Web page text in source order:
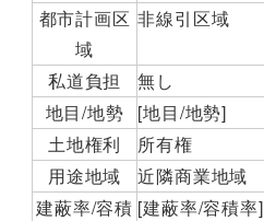
都市計画区
域
非線引区域
私道負担
無し
地目/地勢
[地目/地勢]
土地権利
所有権
用途地域
近隣商業地域
建蔽率/容積 [建蔽率/容積率]